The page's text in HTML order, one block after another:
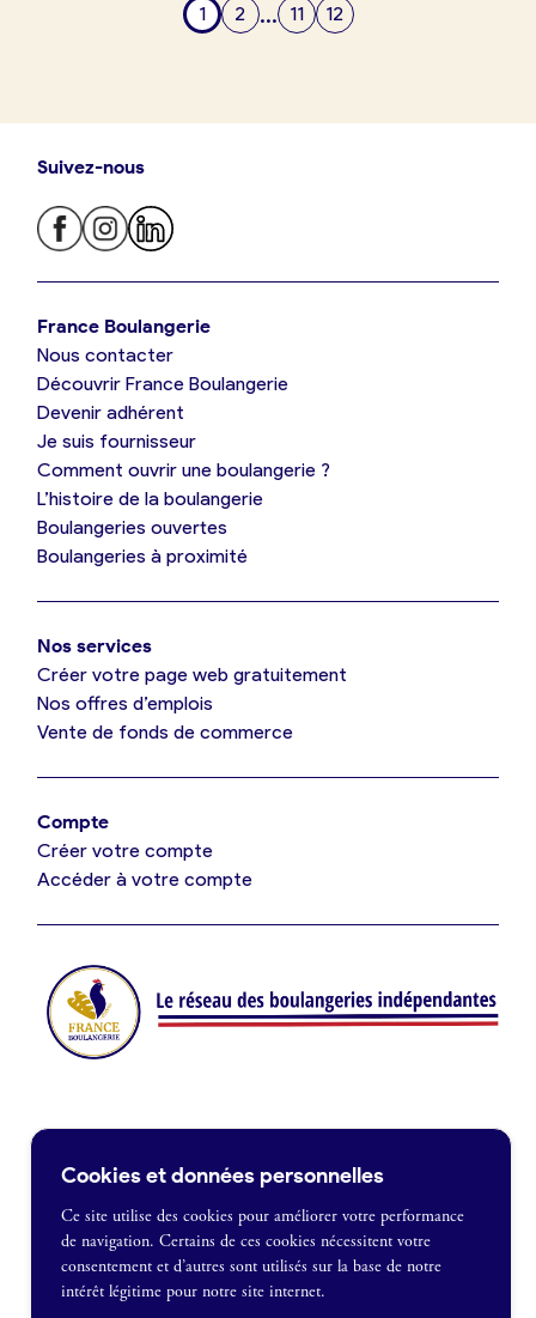
Je trouve ma boulangerie
Je suis boulanger
Je découvre France Boulangerie
Mes tarifs
Je référence ma boulangerie (gratuit)
Offres d’emploi
Je suis fournisseur
Je crée mon compte
France Boulangerie
1 rue Alexandre Fleming
1 2 ... 11 12
Suivez-nous
France Boulangerie
Nous contacter
Découvrir France Boulangerie
Devenir adhérent
Je suis fournisseur
Comment ouvrir une boulangerie ?
L’histoire de la boulangerie
Boulangeries ouvertes
Boulangeries à proximité
Nos services
Créer votre page web gratuitement
Nos offres d’emplois
Vente de fonds de commerce
Compte
Créer votre compte
Accéder à votre compte
Je souhaite être recontacté
Cookies et données personnelles
Ce site utilise des cookies pour améliorer votre performance
de navigation. Certains de ces cookies nécessitent votre
consentement et d’autres sont utilisés sur la base de notre
intérêt légitime pour notre site internet.